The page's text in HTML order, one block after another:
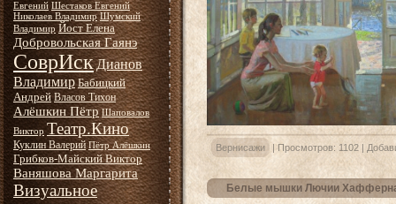
Евгений Шестаков Евгений
Николаев Владимир Шумский
Владимир Йост Елена
Добровольская Гаянэ
СоврИскДианов
Владимир Бабицкий
Андрей Власов Тихон
Алёшкин Пётр Шаповалов
Виктор Театр.Кино
Куклин Валерий Пётр Алёшкин
Грибков-Майский Виктор
Ваняшова Маргарита
Визуальное
Вернисажи | Просмотров: 1102 |
Белые мышки Лючии